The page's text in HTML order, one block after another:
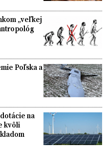
„veľkej
Poľska a
na
kvôli